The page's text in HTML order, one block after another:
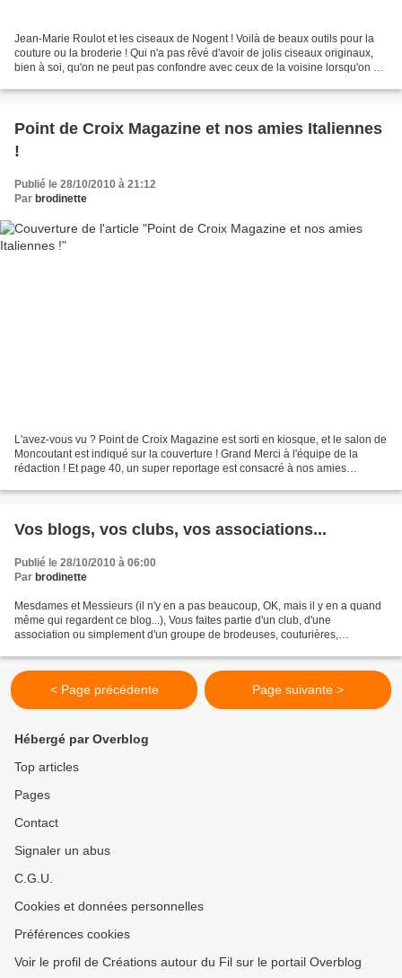
Jean-Marie Roulot et les ciseaux de Nogent ! Voilà de beaux outils pour la
couture ou la broderie ! Qui n'a pas rêvé d'avoir de jolis ciseaux originaux,
bien à soi, qu'on ne peut pas confondre avec ceux de la voisine lorsqu'on est
Point de Croix Magazine et nos amies Italiennes
!
Publié le 28/10/2010 à 21:12
Par brodinette
L'avez-vous vu ? Point de Croix Magazine est sorti en kiosque, et le salon de
Moncoutant est indiqué sur la couverture ! Grand Merci à l'équipe de la
rédaction ! Et page 40, un super reportage est consacré à nos amies
Vos blogs, vos clubs, vos associations...
Publié le 28/10/2010 à 06:00
Par brodinette
Mesdames et Messieurs (il n'y en a pas beaucoup, OK, mais il y en a quand
même qui regardent ce blog...), Vous faites partie d'un club, d'une
association ou simplement d'un groupe de brodeuses, couturières,
< Page précédente Page suivante >
Hébergé par Overblog
Top articles
Pages
Contact
Signaler un abus
C.G.U.
Cookies et données personnelles
Préférences cookies
Voir le profil de Créations autour du Fil sur le portail Overblog